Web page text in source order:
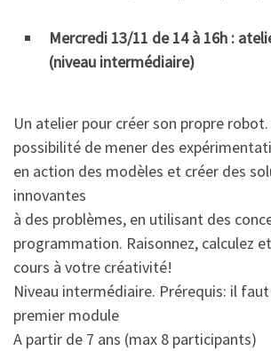
Mercredi 13/11 de 14 à 16h :
(niveau intermédiaire)
Un atelier pour créer son propre robot.
possibilité de mener des
en action des modèles et créer des
innovantes
à des problèmes, en utilisant des
programmation. Raisonnez, calculez
cours à votre créativité!
Niveau intermédiaire. Prérequis: il
premier module
A partir de 7 ans (max 8 participants)